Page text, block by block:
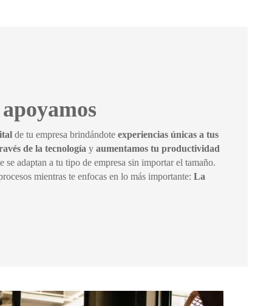
de tu empresa brindándote experiencias únicas a tus
de la tecnología y aumentamos tu productividad
se adaptan a tu tipo de empresa sin importar el tamaño.
mientras te enfocas en lo más importante: La